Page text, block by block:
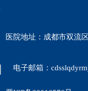
医院地址：成都市双流
电子邮箱：